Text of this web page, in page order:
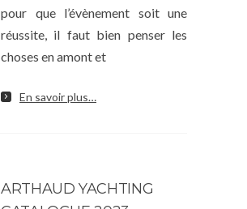
pour que l’évènement soit une
réussite, il faut bien penser les
choses en amont et
En savoir plus…
ARTHAUD YACHTING